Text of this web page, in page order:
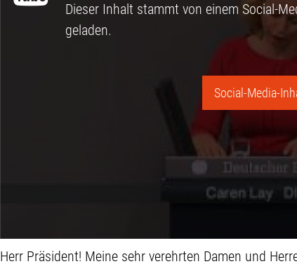
Dieser Inhalt stammt von einem Social-
geladen.
Social-Media-
Herr Präsident! Meine sehr verehrten Damen und